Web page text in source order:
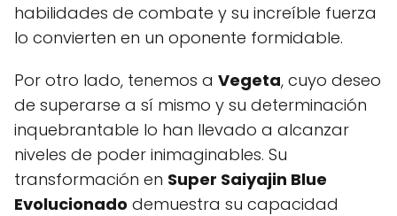
habilidades de combate y su increíble fuerza
lo convierten en un oponente formidable.
Por otro lado, tenemos a Vegeta, cuyo deseo
de superarse a sí mismo y su determinación
inquebrantable lo han llevado a alcanzar
niveles de poder inimaginables. Su
transformación en Super Saiyajin Blue
Evolucionado demuestra su capacidad